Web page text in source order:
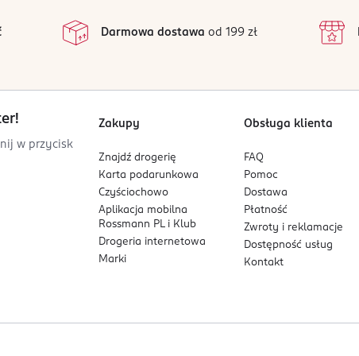
2
1
Darmowa dostawa od 199 zł
w przycisk
Zakupy
Znajdź drogerię
Karta podarunkowa
Czyściochowo
Aplikacja mobilna
Rossmann PL i Klub
Drogeria internetowa
Marki
Obsługa klienta
FAQ
Pomoc
Dostawa
Płatność
Zwroty i reklamacje
Dostępność usług
Kontakt